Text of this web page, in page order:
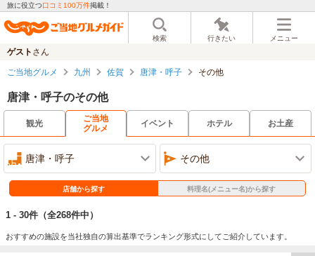
旅に役立つ口コミ100万件掲載！
検索 行きたい メニュー
ゲスト さん
ご当地グルメ 九州 佐賀 唐津・呼子 その他
唐津・呼子のその他
観光
ご当地
グルメ
イベント ホテル お土産
唐津・呼子 その他
店舗から探す 料理名(メニュー名)から探す
1 - 30件 （全268件中）
おすすめの施設を当社独自の算出基準でランキング形式にしてご紹介しています。